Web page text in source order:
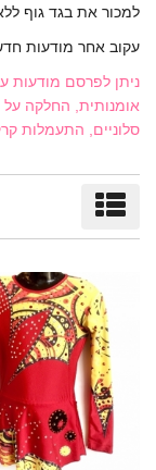
למכור את בגד גוף
עקוב אחר מודעות
ניתן לפרסם מודעות
אומנותית, החלקה על
סלוניים, התעמלות
מיון/סינון